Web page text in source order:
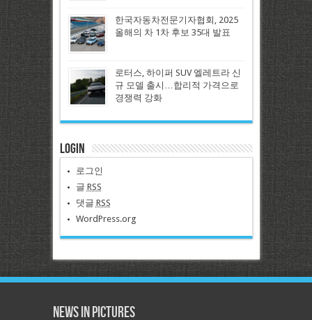
한국자동차전문기자협회, 2025
올해의 차 1차 후보 35대 발표
로터스, 하이퍼 SUV 엘레트라 신
규 모델 출시…합리적 가격으로
경쟁력 강화
Login
로그인
글 RSS
댓글 RSS
WordPress.org
News in Pictures